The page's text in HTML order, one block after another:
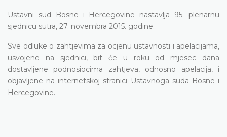
Ustavni sud Bosne i Hercegovine nastavlja 95. plenarnu
sjednicu sutra, 27. novembra 2015. godine.
Sve odluke o zahtjevima za ocjenu ustavnosti i apelacijama,
usvojene na sjednici, bit će u roku od mjesec dana
dostavljene podnosiocima zahtjeva, odnosno apelacija, i
objavljene na internetskoj stranici Ustavnoga suda Bosne i
Hercegovine.